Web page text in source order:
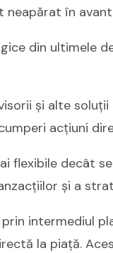
neapărat în
din ultimele
și alte
acțiuni
flexibile decât
și a
intermediul
la piață.